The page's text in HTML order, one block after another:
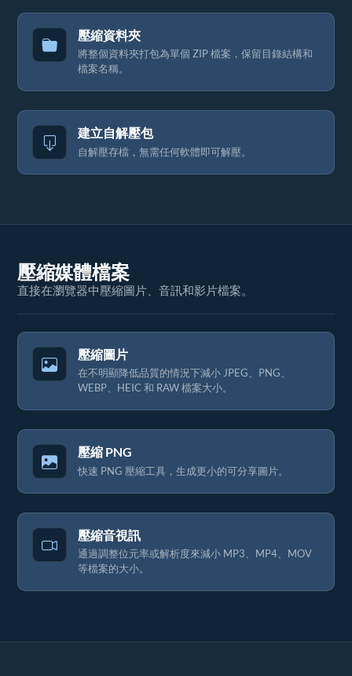
壓縮資料夾
將整個資料夾打包為單個 ZIP 檔案，保留目錄結構和
檔案名稱。
建立自解壓包
自解壓存檔，無需任何軟體即可解壓。
壓縮媒體檔案
直接在瀏覽器中壓縮圖片、音訊和影片檔案。
壓縮圖片
在不明顯降低品質的情況下減小 JPEG、PNG、
WEBP、HEIC 和 RAW 檔案大小。
壓縮 PNG
快速 PNG 壓縮工具，生成更小的可分享圖片。
壓縮音視訊
通過調整位元率或解析度來減小 MP3、MP4、MOV
等檔案的大小。